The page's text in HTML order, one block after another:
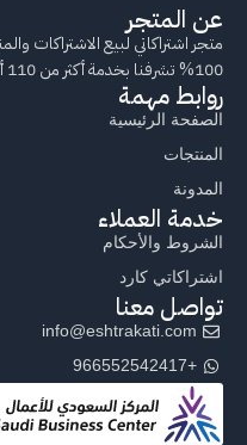
عن المتجر
متجر اشتراكاتي لبيع الاشتراكات
100% تشرفنا بخدمة أكثر من 110 ألف عميل.
روابط مهمة
الصفحة الرئيسية
المنتجات
المدونة
خدمة العملاء
الشروط والأحكام
اشتراكاتي كارد
تواصل معنا
info@eshtrakati.com
+966552542417